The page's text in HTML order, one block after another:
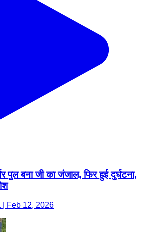
पुल बना जी का जंजाल, फिर हुई दुर्घटना,
| Feb 12, 2026